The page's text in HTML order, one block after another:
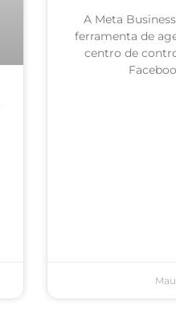
A Meta
ferramenta de
centro de